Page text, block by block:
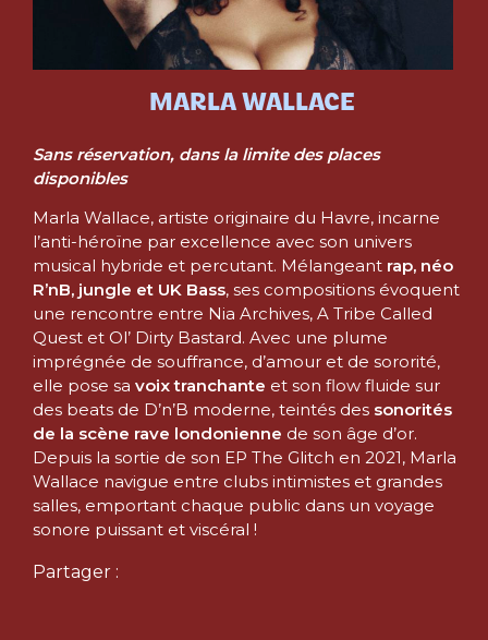
MARLA WALLACE
Sans réservation, dans la limite des places
disponibles
Marla Wallace, artiste originaire du Havre, incarne
l’anti-héroïne par excellence avec son univers
musical hybride et percutant. Mélangeant rap, néo
R’nB, jungle et UK Bass, ses compositions évoquent
une rencontre entre Nia Archives, A Tribe Called
Quest et Ol’ Dirty Bastard. Avec une plume
imprégnée de souffrance, d’amour et de sororité,
elle pose sa voix tranchante et son flow fluide sur
des beats de D’n’B moderne, teintés des sonorités
de la scène rave londonienne de son âge d’or.
Depuis la sortie de son EP The Glitch en 2021, Marla
Wallace navigue entre clubs intimistes et grandes
salles, emportant chaque public dans un voyage
sonore puissant et viscéral !
Partager :